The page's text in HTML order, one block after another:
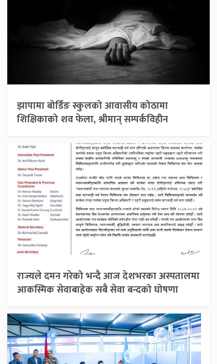
झापामा बोर्डिङ स्कुलको आवासीय कोठामा
शिक्षिकाको शव फेला, श्रीमान् सम्पर्कविहीन
राज्यले दमन गरेको भन्दै आज देशभरका अस्पतालमा
आकस्मिक सेवाबाहेक सबै सेवा बन्दको घोषणा